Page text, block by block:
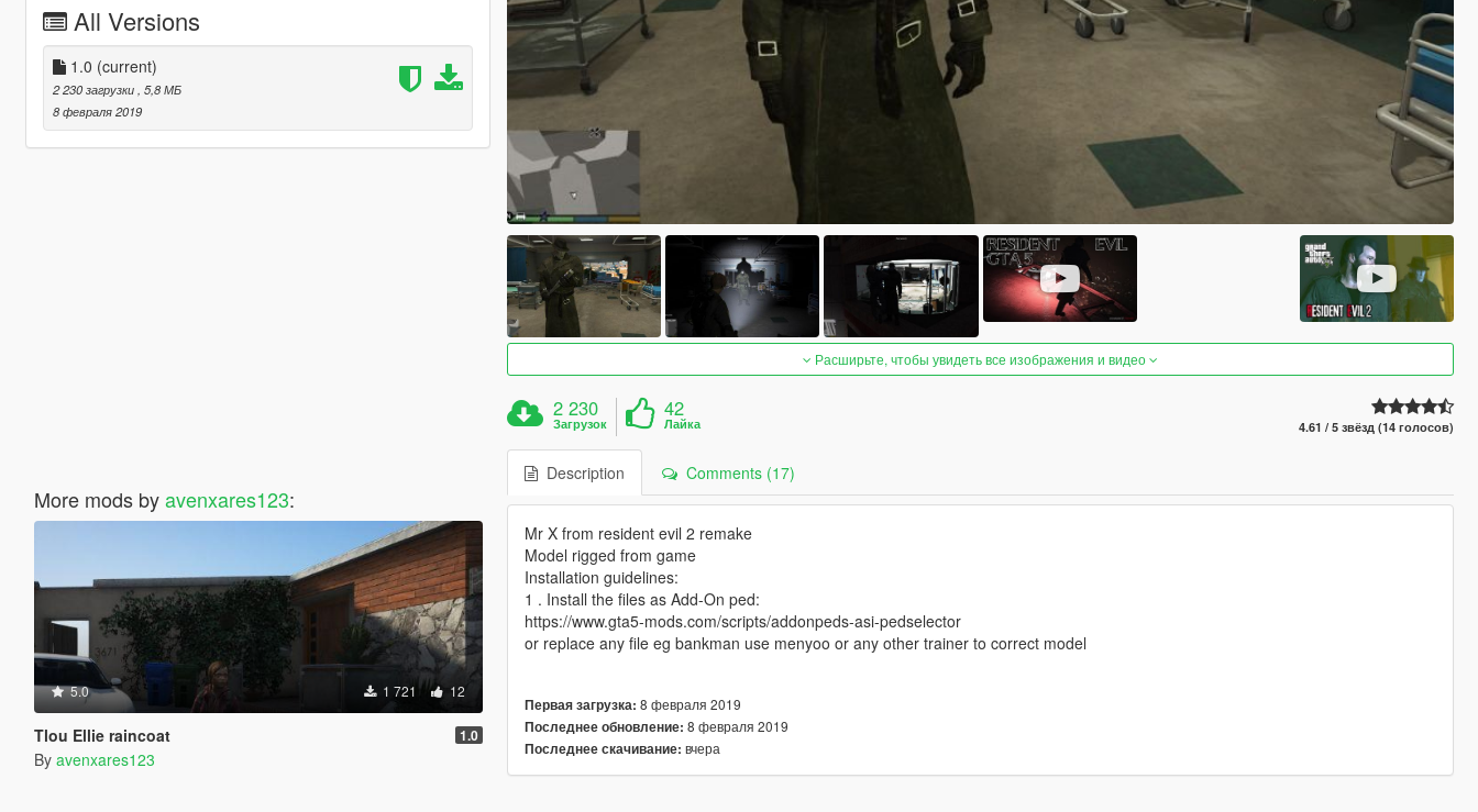
All Versions
1.0 (current)
2 230 загрузки , 5,8 МБ
8 февраля 2019
More mods byavenxares123:
5.0 1 721 12
Tlou Ellie raincoat 1.0
By avenxares123
Расширьте, чтобы увидеть все изображения и видео
2 230
Загрузок
42
Лайка 4.61 / 5 звёзд (14 голосов)
Description Comments (17)
Mr X from resident evil 2 remake
Model rigged from game
Installation guidelines:
1 . Install the files as Add-On ped:
https://www.gta5-mods.com/scripts/addonpeds-asi-pedselector
or replace any file eg bankman use menyoo or any other trainer to correct model
Первая загрузка: 8 февраля 2019
Последнее обновление: 8 февраля 2019
Последнее скачивание: вчера